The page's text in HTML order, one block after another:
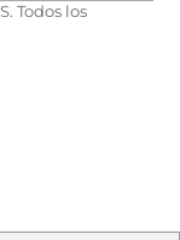
Todos los